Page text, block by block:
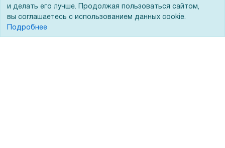
Для Таможенного союза
и делать его лучше. Продолжая пользоваться сайтом,
вы соглашаетесь с использованием данных cookie.
Подробнее